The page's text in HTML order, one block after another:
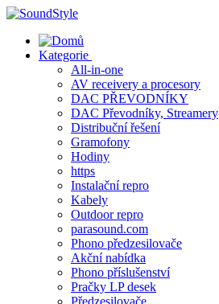
Skip
content
Kategorie
All-in-one
AV receivery a procesory
DAC PŘEVODNÍKY
DAC Převodníky, Streamery
Distribuční řešení
Gramofony
Hodiny
https
Instalační repro
Kabely
Outdoor repro
parasound.com
Phono předzesilovače
Akční nabídka
Phono příslušenství
Pračky LP desek
Předzesilovače